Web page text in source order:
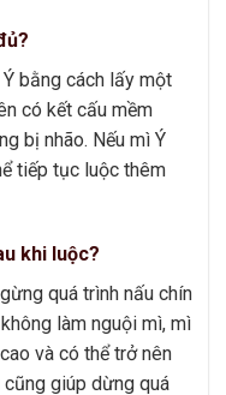
bằng cách lấy một
có kết cấu mềm
bị nhão. Nếu mì Ý
tiếp tục luộc thêm
khi luộc?
quá trình nấu chín
làm nguội mì, mì
và có thể trở nên
cũng giúp dừng quá